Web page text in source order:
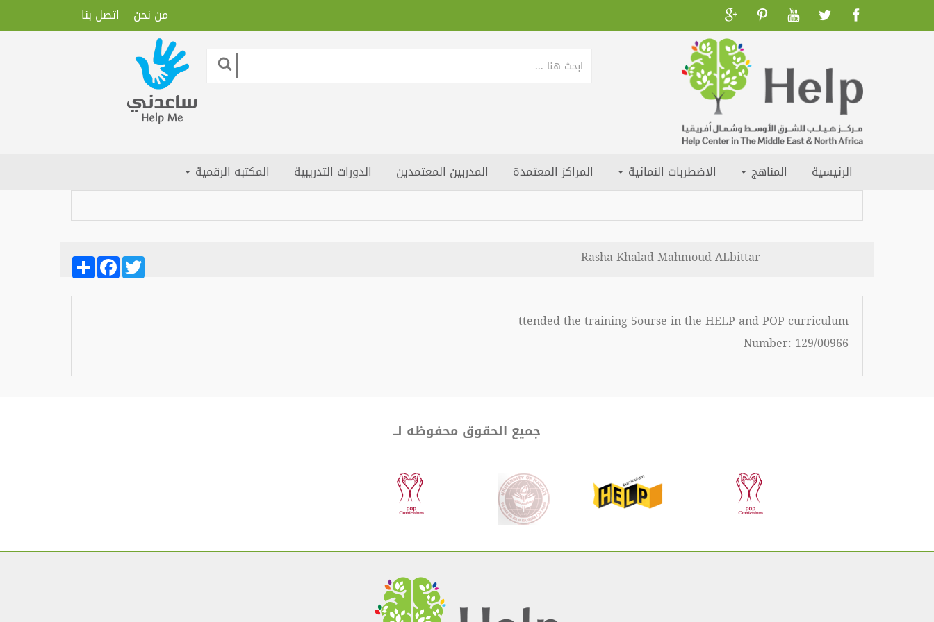
من نحن اتصل بنا
الرئيسية المناهج الاضطربات النمائية المراكز المعتمدة المدربين المعتمدين الدورات التدريبية المكتبه الرقمية
Rasha Khalad Mahmoud ALbittar
Share
FacebookTwitter
ttended the training 5ourse in the HELP and POP curriculum
Number: 129/00966
جميع الحقوق محفوظه لــ